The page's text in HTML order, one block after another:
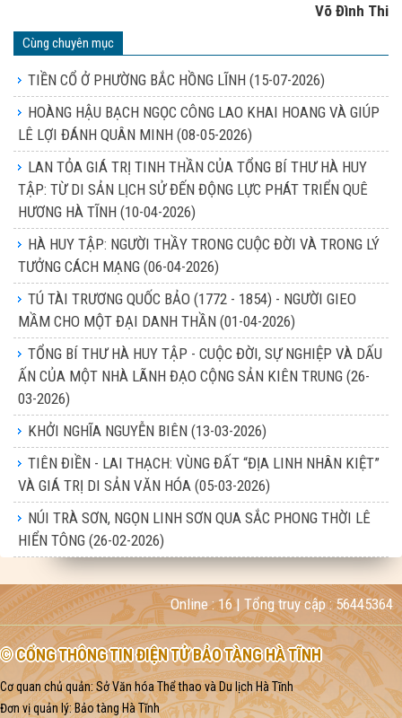
Võ Đình Thi
Cùng chuyên mục
TIỀN CỔ Ở PHƯỜNG BẮC HỒNG LĨNH (15-07-2026)
HOÀNG HẬU BẠCH NGỌC CÔNG LAO KHAI HOANG VÀ GIÚP
LÊ LỢI ĐÁNH QUÂN MINH (08-05-2026)
LAN TỎA GIÁ TRỊ TINH THẦN CỦA TỔNG BÍ THƯ HÀ HUY
TẬP: TỪ DI SẢN LỊCH SỬ ĐẾN ĐỘNG LỰC PHÁT TRIỂN QUÊ
HƯƠNG HÀ TĨNH (10-04-2026)
HÀ HUY TẬP: NGƯỜI THẦY TRONG CUỘC ĐỜI VÀ TRONG LÝ
TƯỞNG CÁCH MẠNG (06-04-2026)
TÚ TÀI TRƯƠNG QUỐC BẢO (1772 - 1854) - NGƯỜI GIEO
MẦM CHO MỘT ĐẠI DANH THẦN (01-04-2026)
TỔNG BÍ THƯ HÀ HUY TẬP - CUỘC ĐỜI, SỰ NGHIỆP VÀ DẤU
ẤN CỦA MỘT NHÀ LÃNH ĐẠO CỘNG SẢN KIÊN TRUNG (26-
03-2026)
KHỞI NGHĨA NGUYỄN BIÊN (13-03-2026)
TIÊN ĐIỀN - LAI THẠCH: VÙNG ĐẤT “ĐỊA LINH NHÂN KIỆT”
VÀ GIÁ TRỊ DI SẢN VĂN HÓA (05-03-2026)
NÚI TRÀ SƠN, NGỌN LINH SƠN QUA SẮC PHONG THỜI LÊ
HIỂN TÔNG (26-02-2026)
Online :16| Tổng truy cập :56445364
© CỔNG THÔNG TIN ĐIỆN TỬ BẢO TÀNG HÀ TĨNH
Cơ quan chủ quản: Sở Văn hóa Thể thao và Du lịch Hà Tĩnh
Đơn vị quản lý: Bảo tàng Hà Tĩnh